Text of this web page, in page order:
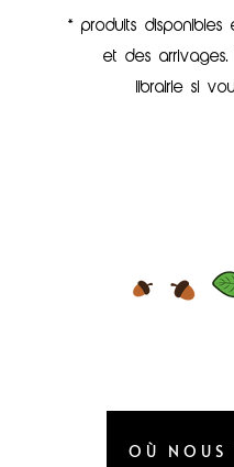
* produits
et des
librairie si
OÙ NOUS